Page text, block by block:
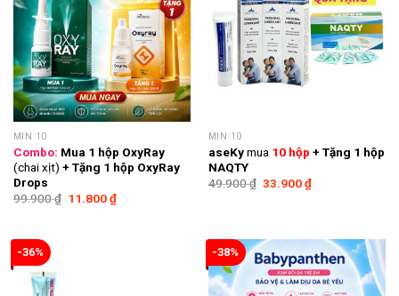
MIN 10
Combo: Mua 1 hộp OxyRay
(chai xịt) + Tặng 1 hộp OxyRay
Drops
99.900₫ Giá
11.800₫Giá
hiện
MIN 10
aseKymua 10 hộp + Tặng 1 hộp
NAQTY
49.900₫ Giá
33.900₫Giá
hiện
-36% -38%